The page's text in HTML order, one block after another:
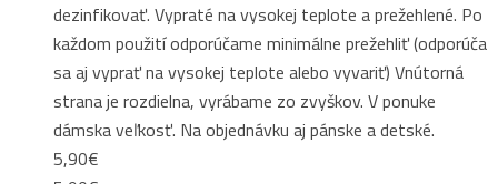
dezinfikovať. Vypraté na vysokej teplote a prežehlené. Po
každom použití odporúčame minimálne prežehliť (odporúča
sa aj vyprať na vysokej teplote alebo vyvariť) Vnútorná
strana je rozdielna, vyrábame zo zvyškov. V ponuke
dámska veľkosť. Na objednávku aj pánske a detské.
5,90€